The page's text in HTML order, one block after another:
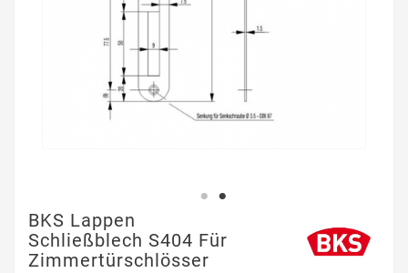
BKS Lappen
Schließblech S404 Für
Zimmertürschlösser